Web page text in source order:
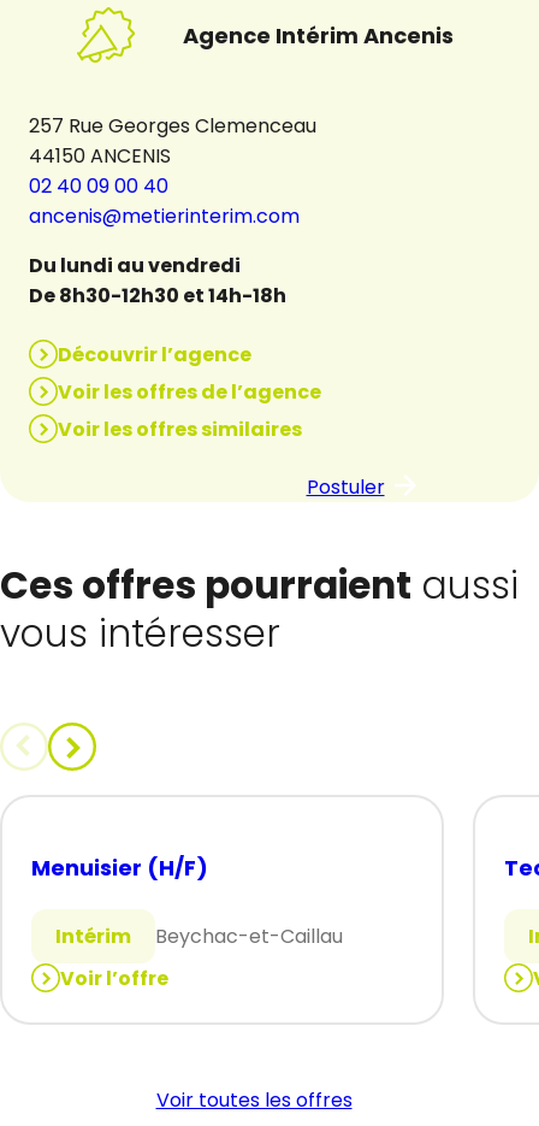
Agence Intérim Ancenis
257 Rue Georges Clemenceau
44150 ANCENIS
02 40 09 00 40
ancenis@metierinterim.com
Du lundi au vendredi
De 8h30-12h30 et 14h-18h
Découvrir l’agence
Voir les offres de l’agence
Voir les offres similaires
Postuler
Ces offres pourraient aussi
vous intéresser
Menuisier (H/F)
Intérim
Beychac-et-Caillau
Voir l’offre
:
Menuisier
:
Voir toutes les offres